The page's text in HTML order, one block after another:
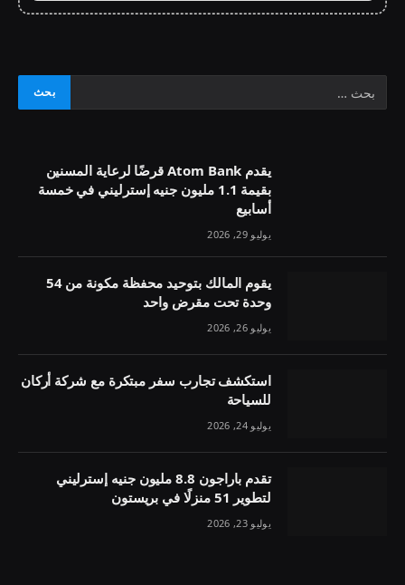
يقدم Atom Bank قرضًا لرعاية المسنين
بقيمة 1.1 مليون جنيه إسترليني في خمسة
أسابيع
يوليو 29, 2026
يقوم المالك بتوحيد محفظة مكونة من 54
وحدة تحت مقرض واحد
يوليو 26, 2026
استكشف تجارب سفر مبتكرة مع شركة أركان
للسياحة
يوليو 24, 2026
تقدم باراجون 8.8 مليون جنيه إسترليني
لتطوير 51 منزلًا في بريستون
يوليو 23, 2026